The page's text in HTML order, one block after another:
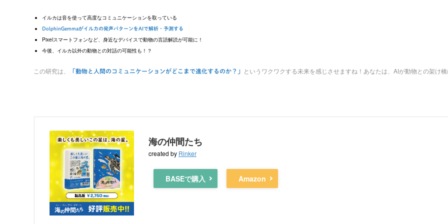
イルカは音を使って高度なコミュニケーションを取っている
DolphinGemmaがイルカの発声パターンをAIで解析・予測する
Pixelスマートフォンなど、身近なデバイスで動物の言語解読が可能に！
今後、イルカ以外の動物との対話の可能性も！？
この研究は、 「動物と人間のコミュニケーションがどこまで進化するのか？」 というワクワクする未来を感じさせますね！あなたは、AIが動物との架け
海の仲間たち
created by Rinker
BASEで購入 Amazon